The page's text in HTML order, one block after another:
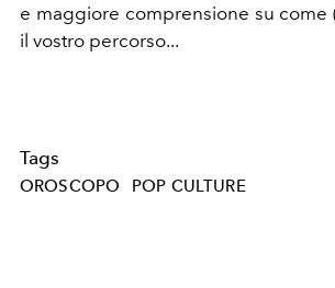
e maggiore comprensione su come
il vostro percorso...
Tags
OROSCOPO POP CULTURE